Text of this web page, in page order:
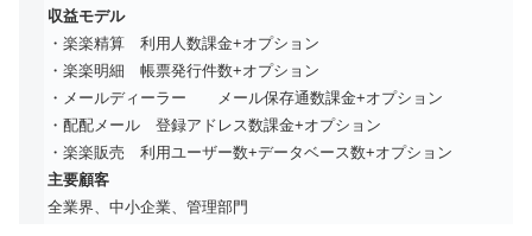
収益モデル
・楽楽精算 利用人数課金+オプション
・楽楽明細 帳票発行件数+オプション
・メールディーラー メール保存通数課金+オプション
・配配メール 登録アドレス数課金+オプション
・楽楽販売 利用ユーザー数+データベース数+オプション
主要顧客
全業界、中小企業、管理部門